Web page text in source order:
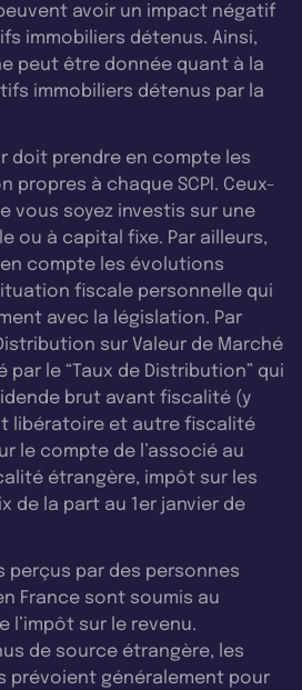
avoir un impact négatif
immobiliers détenus. Ainsi,
peut être donnée quant à la
immobiliers détenus par la
doit prendre en compte les
propres à chaque SCPI. Ceux-
vous soyez investis sur une
ou à capital fixe. Par ailleurs,
compte les évolutions
fiscale personnelle qui
avec la législation. Par
sur Valeur de Marché
par le “Taux de Distribution” qui
brut avant fiscalité (y
libératoire et autre fiscalité
le compte de l’associé au
étrangère, impôt sur les
de la part au 1er janvier de
perçus par des personnes
France sont soumis au
l’impôt sur le revenu.
de source étrangère, les
prévoient généralement pour